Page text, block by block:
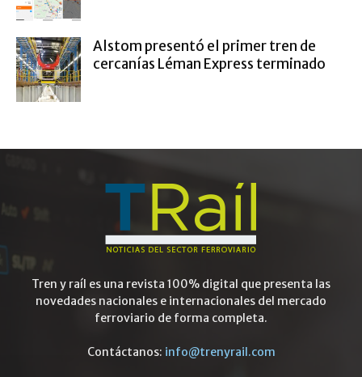
Alstom presentó el primer tren de
cercanías Léman Express terminado
Tren y raíl es una revista 100% digital que presenta las
novedades nacionales e internacionales del mercado
ferroviario de forma completa.
Contáctanos: info@trenyrail.com